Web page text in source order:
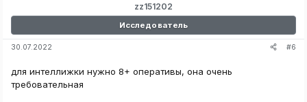
zz151202
Исследователь
30.07.2022 #6
для интеллижки нужно 8+ оперативы, она очень
требовательная